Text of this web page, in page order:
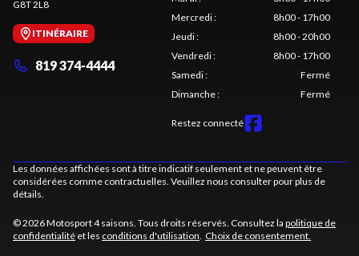
G8T 2L8
ITINÉRAIRE
819 374-4444
Mercredi:
8h00 - 17h00
Jeudi:
8h00 - 20h00
Vendredi:
8h00 - 17h00
Samedi:
Fermé
Dimanche: Fermé
Restez connecté
Les données affichées sont à titre indicatif seulement et ne peuvent être
considérées comme contractuelles. Veuillez nous consulter pour plus de
détails.
© 2026 Motosport 4 saisons. Tous droits réservés. Consultez la politique de
confidentialité et les conditions d'utilisation. Choix de consentement.